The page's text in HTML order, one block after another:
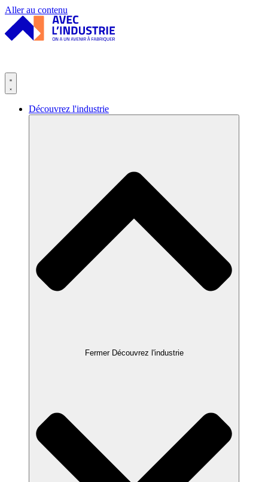
Panneau de gestion des cookies
Aller au contenu
Découvrez l'industrie
Fermer Découvrez l'industrie